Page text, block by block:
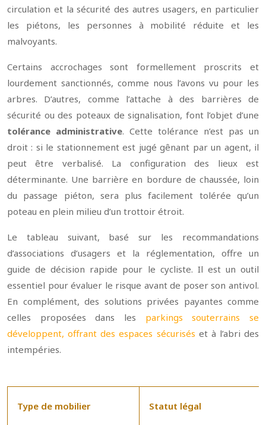
circulation et la sécurité des autres usagers, en particulier
les piétons, les personnes à mobilité réduite et les
malvoyants.
Certains accrochages sont formellement proscrits et
lourdement sanctionnés, comme nous l’avons vu pour les
arbres. D’autres, comme l’attache à des barrières de
sécurité ou des poteaux de signalisation, font l’objet d’une
tolérance administrative. Cette tolérance n’est pas un
droit : si le stationnement est jugé gênant par un agent, il
peut être verbalisé. La configuration des lieux est
déterminante. Une barrière en bordure de chaussée, loin
du passage piéton, sera plus facilement tolérée qu’un
poteau en plein milieu d’un trottoir étroit.
Le tableau suivant, basé sur les recommandations
d’associations d’usagers et la réglementation, offre un
guide de décision rapide pour le cycliste. Il est un outil
essentiel pour évaluer le risque avant de poser son antivol.
En complément, des solutions privées payantes comme
celles proposées dans les parkings souterrains se
développent, offrant des espaces sécurisés et à l’abri des
intempéries.
Type de mobilier Statut légal